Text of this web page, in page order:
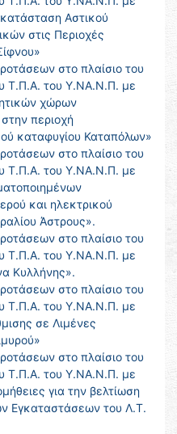
Αστικού
στις Περιοχές
στο πλαίσιο του
Τ.Π.Α. του Υ.ΝΑ.Ν.Π. με
χώρων
περιοχή
καταφυγίου Καταπόλων»
στο πλαίσιο του
Τ.Π.Α. του Υ.ΝΑ.Ν.Π. με
και ηλεκτρικού
Άστρους».
στο πλαίσιο του
Τ.Π.Α. του Υ.ΝΑ.Ν.Π. με
Κυλλήνης».
στο πλαίσιο του
Τ.Π.Α. του Υ.ΝΑ.Ν.Π. με
σε Λιμένες
στο πλαίσιο του
Τ.Π.Α. του Υ.ΝΑ.Ν.Π. με
για την βελτίωση
Εγκαταστάσεων του Λ.Τ.